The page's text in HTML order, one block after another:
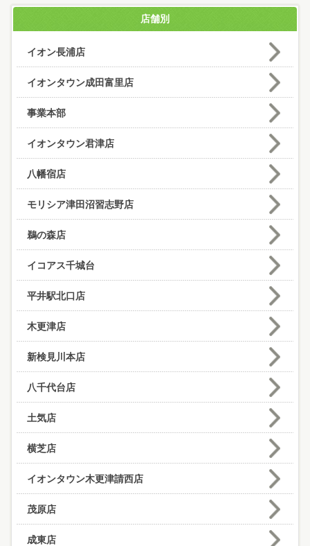
店舗別
イオン長浦店
イオンタウン成田富里店
事業本部
イオンタウン君津店
八幡宿店
モリシア津田沼習志野店
鵜の森店
イコアス千城台
平井駅北口店
木更津店
新検見川本店
八千代台店
土気店
横芝店
イオンタウン木更津請西店
茂原店
成東店